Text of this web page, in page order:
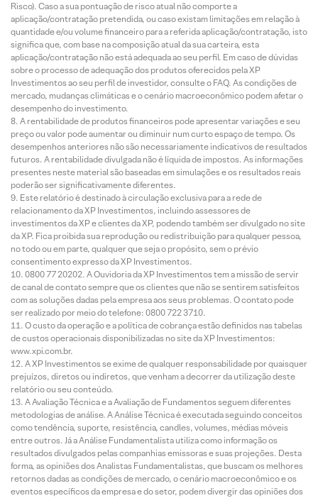
Risco). Caso a sua pontuação de risco atual não comporte a
aplicação/contratação pretendida, ou caso existam limitações em relação à
quantidade e/ou volume financeiro para a referida aplicação/contratação, isto
significa que, com base na composição atual da sua carteira, esta
aplicação/contratação não está adequada ao seu perfil. Em caso de dúvidas
sobre o processo de adequação dos produtos oferecidos pela XP
Investimentos ao seu perfil de investidor, consulte o FAQ. As condições de
mercado, mudanças climáticas e o cenário macroeconômico podem afetar o
desempenho do investimento.
A rentabilidade de produtos financeiros pode apresentar variações e seu
preço ou valor pode aumentar ou diminuir num curto espaço de tempo. Os
desempenhos anteriores não são necessariamente indicativos de resultados
futuros. A rentabilidade divulgada não é líquida de impostos. As informações
presentes neste material são baseadas em simulações e os resultados reais
poderão ser significativamente diferentes.
Este relatório é destinado à circulação exclusiva para a rede de
relacionamento da XP Investimentos, incluindo assessores de
investimentos da XP e clientes da XP, podendo também ser divulgado no site
da XP. Fica proibida sua reprodução ou redistribuição para qualquer pessoa,
no todo ou em parte, qualquer que seja o propósito, sem o prévio
consentimento expresso da XP Investimentos.
0800 77 20202. A Ouvidoria da XP Investimentos tem a missão de servir
de canal de contato sempre que os clientes que não se sentirem satisfeitos
com as soluções dadas pela empresa aos seus problemas. O contato pode
ser realizado por meio do telefone: 0800 722 3710.
O custo da operação e a política de cobrança estão definidos nas tabelas
de custos operacionais disponibilizadas no site da XP Investimentos:
www.xpi.com.br.
A XP Investimentos se exime de qualquer responsabilidade por quaisquer
prejuízos, diretos ou indiretos, que venham a decorrer da utilização deste
relatório ou seu conteúdo.
A Avaliação Técnica e a Avaliação de Fundamentos seguem diferentes
metodologias de análise. A Análise Técnica é executada seguindo conceitos
como tendência, suporte, resistência, candles, volumes, médias móveis
entre outros. Já a Análise Fundamentalista utiliza como informação os
resultados divulgados pelas companhias emissoras e suas projeções. Desta
forma, as opiniões dos Analistas Fundamentalistas, que buscam os melhores
retornos dadas as condições de mercado, o cenário macroeconômico e os
eventos específicos da empresa e do setor, podem divergir das opiniões dos